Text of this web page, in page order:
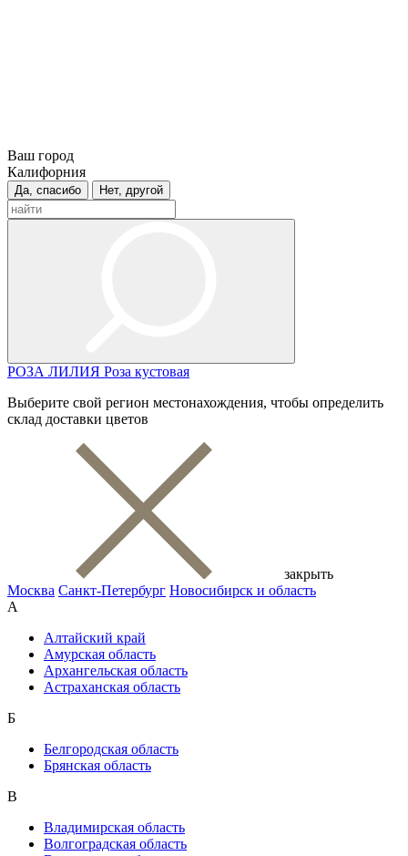
Ваш город
Калифорния
Да, спасибо Нет, другой
РОЗА ЛИЛИЯ Роза кустовая
Выберите свой регион местонахождения, чтобы определить
склад доставки цветов
закрыть
Москва Санкт-Петербург Новосибирск и область
А
Алтайский край
Амурская область
Архангельская область
Астраханская область
Б
Белгородская область
Брянская область
В
Владимирская область
Волгоградская область